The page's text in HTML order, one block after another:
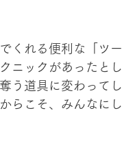
れる便利な「ツー
ックがあったと
う道具に変わってし
らこそ、みんなに